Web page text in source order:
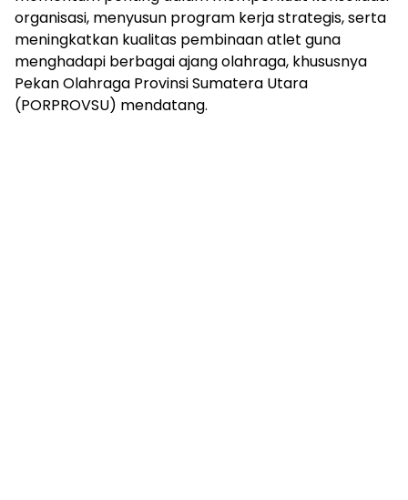
organisasi, menyusun program kerja strategis, serta
meningkatkan kualitas pembinaan atlet guna
menghadapi berbagai ajang olahraga, khususnya
Pekan Olahraga Provinsi Sumatera Utara
(PORPROVSU) mendatang.